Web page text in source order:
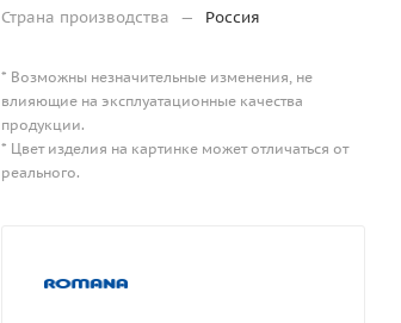
Страна производства
— Россия
* Возможны незначительные изменения, не
влияющие на эксплуатационные качества
продукции.
* Цвет изделия на картинке может отличаться от
реального.